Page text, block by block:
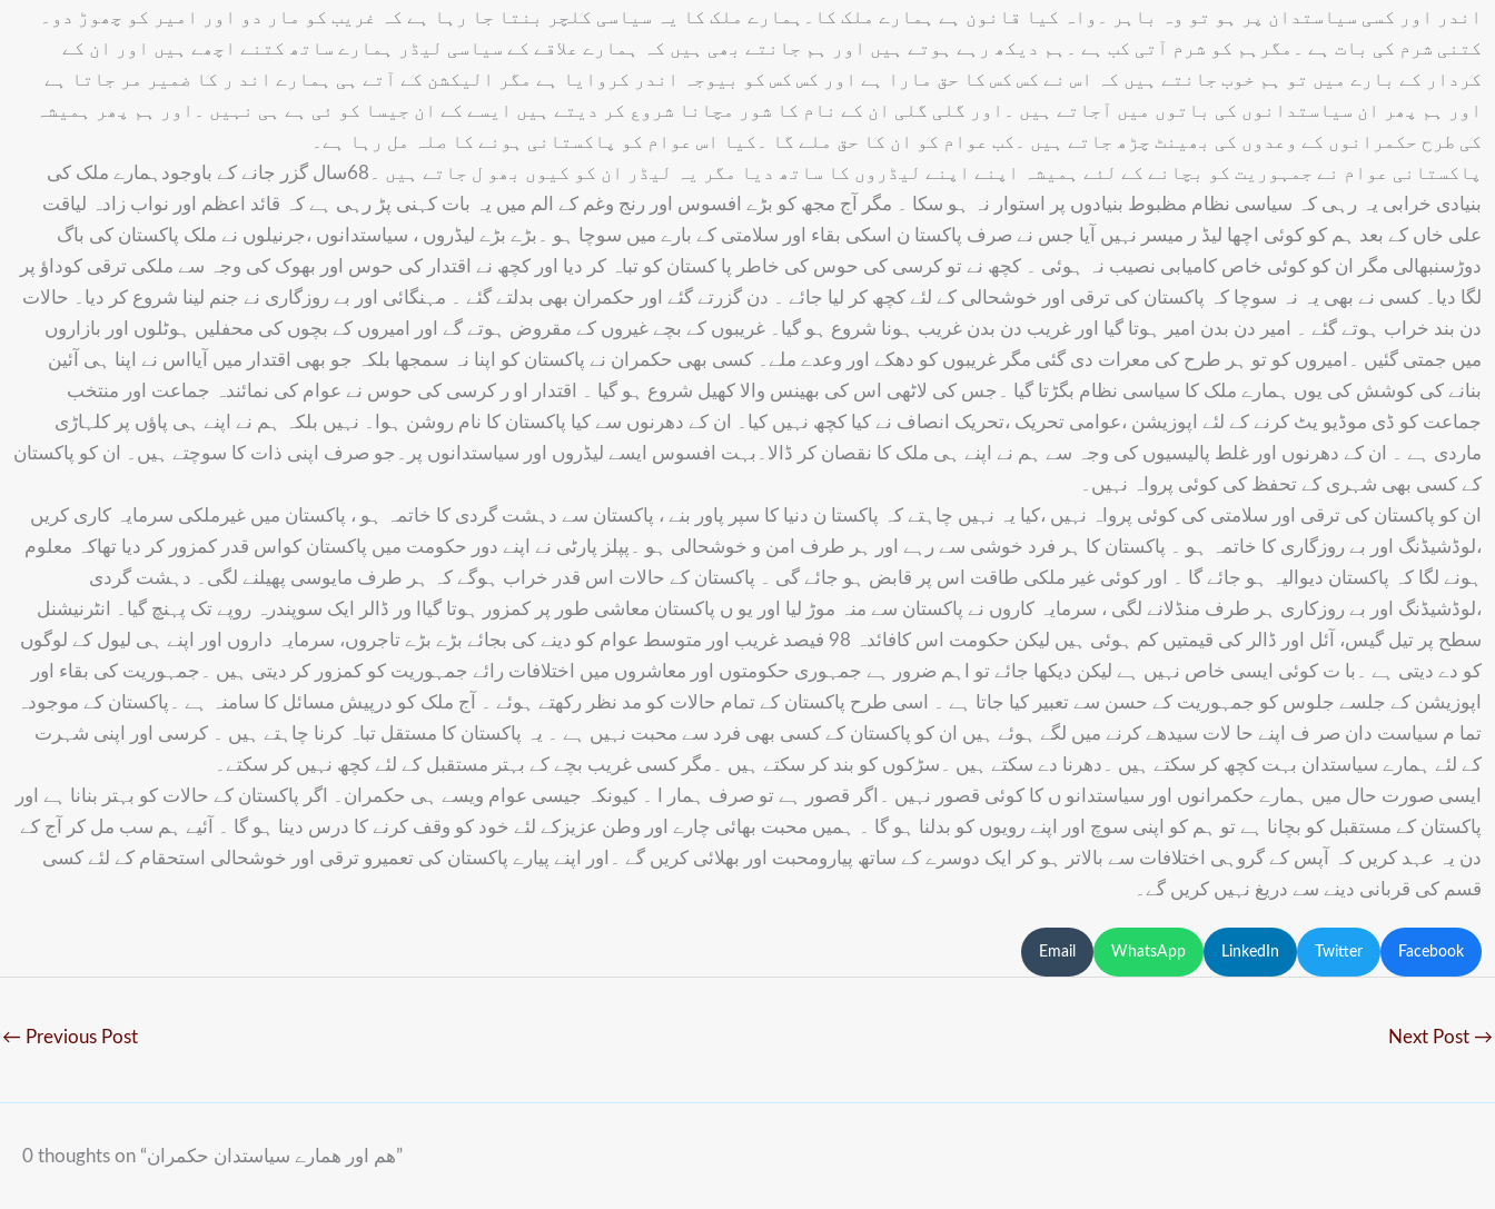
اندر اور کسی سیاستدان پر ہو تو وہ باہر ۔واہ کیا قانون ہے ہمارے ملک کا۔ہمارے ملک کا یہ سیاسی کلچر بنتا جا رہا ہے کہ غریب کو مار دو اور امیر کو چھوڑ دو۔
کتنی شرم کی بات ہے ۔مگرہم کو شرم آتی کب ہے ۔ہم دیکھ رہے ہوتے ہیں اور ہم جانتے بھی ہیں کہ ہمارے علاقے کے سیاسی لیڈر ہمارے ساتھ کتنے اچھے ہیں اور ان کے
کردار کے بارے میں تو ہم خوب جانتے ہیں کہ اس نے کس کس کا حق مارا ہے اور کس کس کو بیوجہ اندر کروایا ہے مگر الیکشن کے آتے ہی ہمارے اند ر کا ضمیر مر جاتا ہے
اور ہم پھر ان سیاستدانوں کی باتوں میں آجاتے ہیں ۔اور گلی گلی ان کے نام کا شور مچانا شروع کر دیتے ہیں ایسے کے ان جیسا کو ئی ہے ہی نہیں ۔اور ہم پھر ہمیشہ
کی طرح حکمرانوں کے وعدوں کی بھینٹ چڑھ جاتے ہیں ۔کب عوام کو ان کا حق ملے گا ۔کیا اس عوام کو پاکستانی ہونے کا صلہ مل رہا ہے۔
پاکستانی عوام نے جمہوریت کو بچانے کے لئے ہمیشہ اپنے اپنے لیڈروں کا ساتھ دیا مگر یہ لیڈر ان کو کیوں بھو ل جاتے ہیں ۔68سال گزر جانے کے باوجودہمارے ملک کی
بنیادی خرابی یہ رہی کہ سیاسی نظام مظبوط بنیادوں پر استوار نہ ہو سکا ۔ مگر آج مجھ کو بڑے افسوس اور رنج وغم کے الم میں یہ بات کہنی پڑ رہی ہے کہ قائد اعظم اور نواب زادہ لیاقت
علی خاں کے بعد ہم کو کوئی اچھا لیڈ ر میسر نہیں آیا جس نے صرف پاکستا ن اسکی بقاء اور سلامتی کے بارے میں سوچا ہو ۔بڑے بڑے لیڈروں ، سیاستدانوں ،جرنیلوں نے ملک پاکستان کی باگ
دوڑسنبھالی مگر ان کو کوئی خاص کامیابی نصیب نہ ہوئی ۔ کچھ نے تو کرسی کی حوس کی خاطر پا کستان کو تباہ کر دیا اور کچھ نے اقتدار کی حوس اور بھوک کی وجہ سے ملکی ترقی کوداؤ پر
لگا دیا۔ کسی نے بھی یہ نہ سوچا کہ پاکستان کی ترقی اور خوشحالی کے لئے کچھ کر لیا جائے ۔ دن گزرتے گئے اور حکمران بھی بدلتے گئے ۔ مہنگائی اور بے روزگاری نے جنم لینا شروع کر دیا۔ حالات
دن بند خراب ہوتے گئے ۔ امیر دن بدن امیر ہوتا گیا اور غریب دن بدن غریب ہونا شروع ہو گیا۔ غریبوں کے بچے غیروں کے مقروض ہوتے گے اور امیروں کے بچوں کی محفلیں ہوٹلوں اور بازاروں
میں جمتی گئیں ۔امیروں کو تو ہر طرح کی معرات دی گئی مگر غریبوں کو دھکے اور وعدے ملے۔ کسی بھی حکمران نے پاکستان کو اپنا نہ سمجھا بلکہ جو بھی اقتدار میں آیااس نے اپنا ہی آئین
بنانے کی کوشش کی یوں ہمارے ملک کا سیاسی نظام بگڑتا گیا ۔جس کی لاٹھی اس کی بھینس والا کھیل شروع ہو گیا ۔ اقتدار او ر کرسی کی حوس نے عوام کی نمائندہ جماعت اور منتخب
جماعت کو ڈی موڈیو یٹ کرنے کے لئے اپوزیشن ،عوامی تحریک ،تحریک انصاف نے کیا کچھ نہیں کیا۔ ان کے دھرنوں سے کیا پاکستان کا نام روشن ہوا۔ نہیں بلکہ ہم نے اپنے ہی پاؤں پر کلہاڑی
ماردی ہے ۔ ان کے دھرنوں اور غلط پالیسیوں کی وجہ سے ہم نے اپنے ہی ملک کا نقصان کر ڈالا۔بہت افسوس ایسے لیڈروں اور سیاستدانوں پر۔جو صرف اپنی ذات کا سوچتے ہیں۔ ان کو پاکستان
کے کسی بھی شہری کے تحفظ کی کوئی پرواہ نہیں۔
ان کو پاکستان کی ترقی اور سلامتی کی کوئی پرواہ نہیں ،کیا یہ نہیں چاہتے کہ پاکستا ن دنیا کا سپر پاور بنے ، پاکستان سے دہشت گردی کا خاتمہ ہو ، پاکستان میں غیرملکی سرمایہ کاری کریں
،لوڈشیڈنگ اور بے روزگاری کا خاتمہ ہو ۔ پاکستان کا ہر فرد خوشی سے رہے اور ہر طرف امن و خوشحالی ہو ۔پپلز پارٹی نے اپنے دور حکومت میں پاکستان کواس قدر کمزور کر دیا تھاکہ معلوم
ہونے لگا کہ پاکستان دیوالیہ ہو جائے گا ۔ اور کوئی غیر ملکی طاقت اس پر قابض ہو جائے گی ۔ پاکستان کے حالات اس قدر خراب ہوگے کہ ہر طرف مایوسی پھیلنے لگی۔ دہشت گردی
،لوڈشیڈنگ اور بے روزکاری ہر طرف منڈلانے لگی ، سرمایہ کاروں نے پاکستان سے منہ موڑ لیا اور یو ں پاکستان معاشی طور پر کمزور ہوتا گیاا ور ڈالر ایک سوپندرہ روپے تک پہنچ گیا۔ انٹرنیشنل
سطح پر تیل گیس، آئل اور ڈالر کی قیمتیں کم ہوئی ہیں لیکن حکومت اس کافائدہ 98 فیصد غریب اور متوسط عوام کو دینے کی بجائے بڑے بڑے تاجروں، سرمایہ داروں اور اپنے ہی لیول کے لوگوں
کو دے دیتی ہے ۔با ت کوئی ایسی خاص نہیں ہے لیکن دیکھا جائے تو اہم ضرور ہے جمہوری حکومتوں اور معاشروں میں اختلافات رائے جمہوریت کو کمزور کر دیتی ہیں ۔جمہوریت کی بقاء اور
اپوزیشن کے جلسے جلوس کو جمہوریت کے حسن سے تعبیر کیا جاتا ہے ۔ اسی طرح پاکستان کے تمام حالات کو مد نظر رکھتے ہوئے ۔ آج ملک کو درپیش مسائل کا سامنہ ہے ۔پاکستان کے موجودہ
تما م سیاست دان صر ف اپنے حا لات سیدھے کرنے میں لگے ہوئے ہیں ان کو پاکستان کے کسی بھی فرد سے محبت نہیں ہے ۔ یہ پاکستان کا مستقل تباہ کرنا چاہتے ہیں ۔ کرسی اور اپنی شہرت
کے لئے ہمارے سیاستدان بہت کچھ کر سکتے ہیں ۔دھرنا دے سکتے ہیں ۔سڑکوں کو بند کر سکتے ہیں ۔مگر کسی غریب بچے کے بہتر مستقبل کے لئے کچھ نہیں کر سکتے۔
ایسی صورت حال میں ہمارے حکمرانوں اور سیاستدانو ں کا کوئی قصور نہیں ۔اگر قصور ہے تو صرف ہمار ا ۔ کیونکہ جیسی عوام ویسے ہی حکمران۔ اگر پاکستان کے حالات کو بہتر بنانا ہے اور
پاکستان کے مستقبل کو بچانا ہے تو ہم کو اپنی سوچ اور اپنے رویوں کو بدلنا ہو گا ۔ ہمیں محبت بھائی چارے اور وطن عزیزکے لئے خود کو وقف کرنے کا درس دینا ہو گا ۔ آئیے ہم سب مل کر آج کے
دن یہ عہد کریں کہ آپس کے گروہی اختلافات سے بالاتر ہو کر ایک دوسرے کے ساتھ پیارومحبت اور بھلائی کریں گے ۔اور اپنے پیارے پاکستان کی تعمیرو ترقی اور خوشحالی استحقام کے لئے کسی
قسم کی قربانی دینے سے دریغ نہیں کریں گے۔
Facebook
Twitter
LinkedIn
WhatsApp
Email
← Previous Post Next Post →
0 thoughts on “ھم اور ھمارے سیاستدان حکمران”